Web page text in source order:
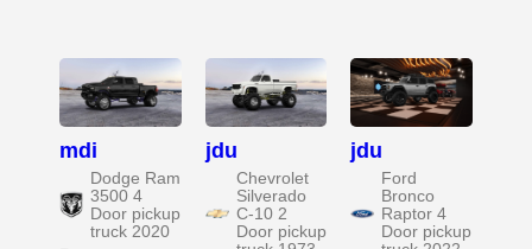
mdi
Dodge Ram
3500 4
Door pickup
truck 2020
jdu
Chevrolet
Silverado
C-10 2
Door pickup
jdu
Ford
Bronco
Raptor 4
Door pickup